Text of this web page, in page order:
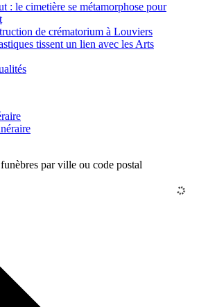
: le cimetière se métamorphose pour
de crématorium à Louviers
tissent un lien avec les Arts
par ville ou code postal